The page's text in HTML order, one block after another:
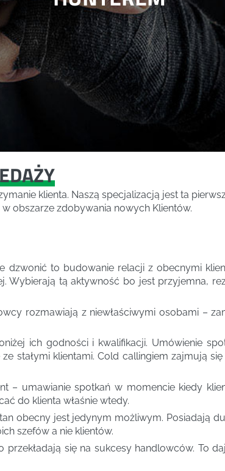
klienta. Naszą specjalizacją jest ta
obszarze zdobywania nowych Klientów.
dzwonić to budowanie relacji z obecnymi
Wybierają tą aktywność bo jest przyjemna,
rozmawiają z niewłaściwymi osobami –
ich godności i kwalifikacji. Umówienie
stałymi klientami. Cold callingiem zajmują
– umawianie spotkań w momencie kiedy
do klienta właśnie wtedy.
obecny jest jedynym możliwym. Posiadają
szefów a nie klientów.
się na sukcesy handlowców. To